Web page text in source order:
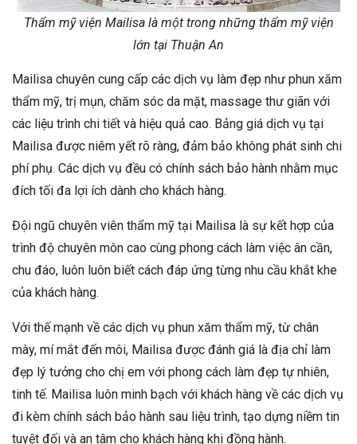
Thẩm mỹ viện Mailisa là một trong những thẩm mỹ viện
lớn tại Thuận An
Mailisa chuyên cung cấp các dịch vụ làm đẹp như phun xăm
thẩm mỹ, trị mụn, chăm sóc da mặt, massage thư giãn với
các liệu trình chi tiết và hiệu quả cao. Bảng giá dịch vụ tại
Mailisa được niêm yết rõ ràng, đảm bảo không phát sinh chi
phí phụ. Các dịch vụ đều có chính sách bảo hành nhằm mục
đích tối đa lợi ích dành cho khách hàng.
Đội ngũ chuyên viên thẩm mỹ tại Mailisa là sự kết hợp của
trình độ chuyên môn cao cùng phong cách làm việc ân cần,
chu đáo, luôn luôn biết cách đáp ứng từng nhu cầu khắt khe
của khách hàng.
Với thế mạnh về các dịch vụ phun xăm thẩm mỹ, từ chân
mày, mí mắt đến môi, Mailisa được đánh giá là địa chỉ làm
đẹp lý tưởng cho chị em với phong cách làm đẹp tự nhiên,
tinh tế. Mailisa luôn minh bạch với khách hàng về các dịch vụ
đi kèm chính sách bảo hành sau liệu trình, tạo dựng niềm tin
tuyệt đối và an tâm cho khách hàng khi đồng hành.